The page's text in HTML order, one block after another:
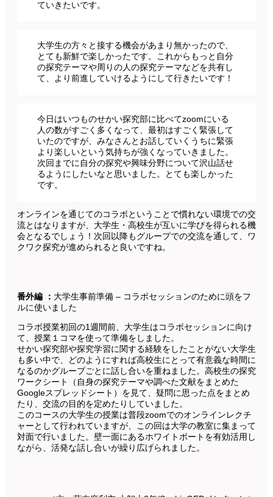
ていきたいです。
大学生の方々と接する機会があまり無かったので、
とても新鮮で楽しかったです。これからもっと自分
の探究テーマや周りの人の探究テーマなどを共有し
て、より前進していけるようにして行きたいです！
今日はいつものせかい探究部に比べてzoomにいる
人の数がすごく多くなって、最初はすごく緊張して
いたのですが、みなさんとお話していくうちに緊張
より楽しいという気持ちが強くなっていきました。
次回までに自分の探究や興味分野について沢山話せ
るようにしたいなと思いました。とても楽しかった
です。
オンラインを通じてのコラボということで慣れない環境での交
流とはなりますが、大学生・高校生が互いに学びを得られる機
会となるでしょう！次回以降もグループでの交流を通して、ワ
クワク探究が進められると良いですね。
番外編 ： 大学生事前準備 – コラボセッションのために頭をフ
ルに使いました
コラボ授業初回の1週間前、大学生はコラボセッションに向け
て、授業１コマを使って準備をしました。
せかい探究部や探究学習に関する経験をしたことがない大学生
も多い中で、どのようにすれば高校生にとって有意義な時間に
なるのかグループごとに話し合いを重ねました。高校生の探究
ワークシート（自身の探究テーマや調べた文献をまとめた
Googleスプレッドシート）を見て、疑問に思った点をまとめ
たり、交流の目的を定めたりしていました。
このコースの大学生の授業は普段zoomでのオンラインレクチ
ャーとして行われていますが、この回は大学の教室に集まって
対面で行いました。壁一面にあるホワイトボートを有効活用し
ながら、活発な話し合いが繰り広げられました。